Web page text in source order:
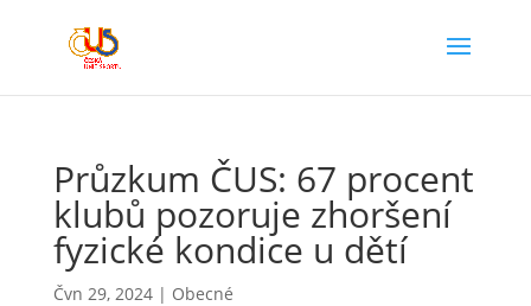
Průzkum ČUS: 67 procent
klubů pozoruje zhoršení
fyzické kondice u dětí
Čvn 29, 2024| Obecné